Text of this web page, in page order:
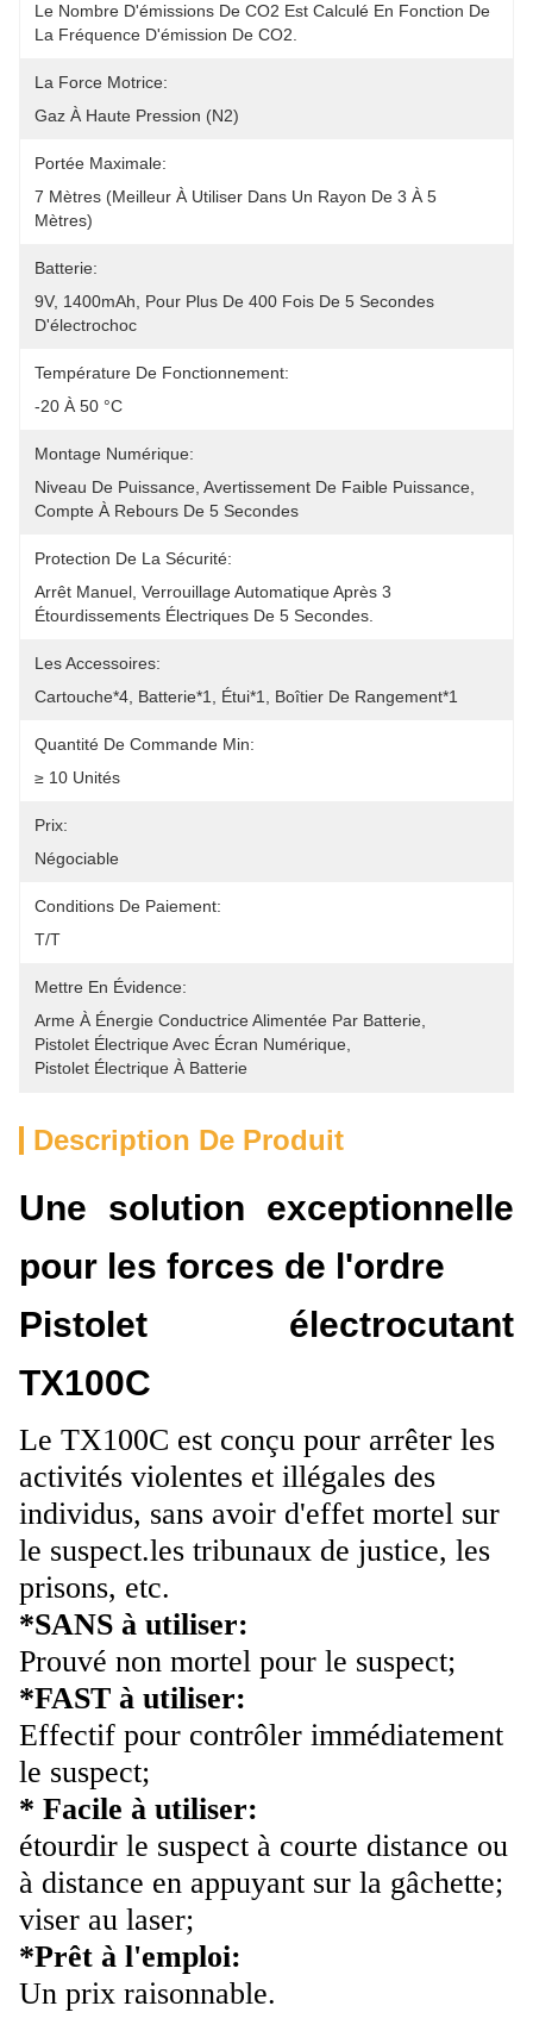
Le Nombre D'émissions De CO2 Est Calculé En Fonction De
La Fréquence D'émission De CO2.
La Force Motrice:
Gaz À Haute Pression (N2)
Portée Maximale:
7 Mètres (meilleur À Utiliser Dans Un Rayon De 3 À 5
Mètres)
Batterie:
9V, 1400mAh, Pour Plus De 400 Fois De 5 Secondes
D'électrochoc
Température De Fonctionnement:
-20 À 50 °C
Montage Numérique:
Niveau De Puissance, Avertissement De Faible Puissance,
Compte À Rebours De 5 Secondes
Protection De La Sécurité:
Arrêt Manuel, Verrouillage Automatique Après 3
Étourdissements Électriques De 5 Secondes.
Les Accessoires:
Cartouche*4, Batterie*1, Étui*1, Boîtier De Rangement*1
Quantité De Commande Min:
≥ 10 Unités
Prix:
Négociable
Conditions De Paiement:
T/T
Mettre En Évidence:
Arme À Énergie Conductrice Alimentée Par Batterie
Pistolet Électrique Avec Écran Numérique
Pistolet Électrique À Batterie
Description De Produit
Une solution exceptionnelle
pour les forces de l'ordre
Pistolet électrocutant
TX100C
Le TX100C est conçu pour arrêter les
activités violentes et illégales des
individus, sans avoir d'effet mortel sur
le suspect.les tribunaux de justice, les
prisons, etc.
*SANS à utiliser:
Prouvé non mortel pour le suspect;
*FAST à utiliser:
Effectif pour contrôler immédiatement
le suspect;
* Facile à utiliser:
étourdir le suspect à courte distance ou
à distance en appuyant sur la gâchette;
viser au laser;
*Prêt à l'emploi:
Un prix raisonnable.